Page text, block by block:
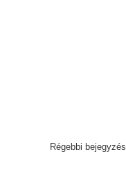
Régebbi bejegyzés